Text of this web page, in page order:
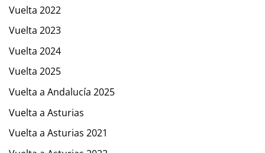
Vuelta 2022
Vuelta 2023
Vuelta 2024
Vuelta 2025
Vuelta a Andalucía 2025
Vuelta a Asturias
Vuelta a Asturias 2021